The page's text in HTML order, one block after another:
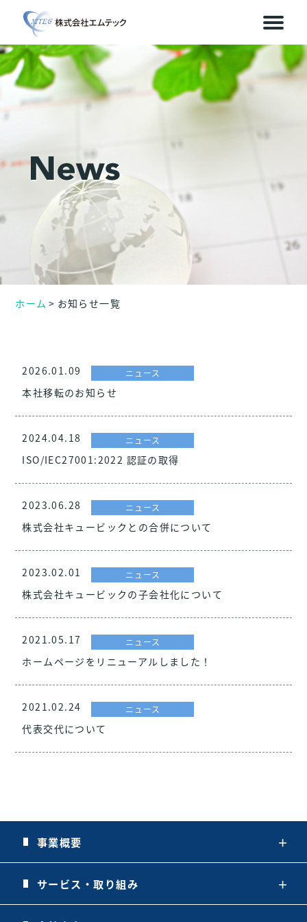
ホーム お知らせ一覧
2026.01.09 ニュース
本社移転のお知らせ
2024.04.18 ニュース
ISO/IEC27001:2022 認証の取得
2023.06.28 ニュース
株式会社キュービックとの合併について
2023.02.01 ニュース
株式会社キュービックの子会社化について
2021.05.17 ニュース
ホームページをリニューアルしました！
2021.02.24 ニュース
代表交代について
事業概要 ＋
サービス・取り組み ＋